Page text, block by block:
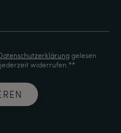
gelesen
widerrufen.**